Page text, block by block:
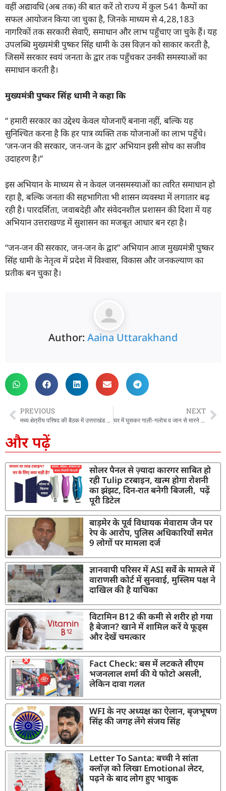
वहीं अद्यावधि (अब तक) की बात करें तो राज्य में कुल 541 कैम्पों का
सफल आयोजन किया जा चुका है, जिनके माध्यम से 4,28,183
नागरिकों तक सरकारी सेवाएँ, समाधान और लाभ पहुँचाए जा चुके हैं। यह
उपलब्धि मुख्यमंत्री पुष्कर सिंह धामी के उस विज़न को साकार करती है,
जिसमें सरकार स्वयं जनता के द्वार तक पहुँचकर उनकी समस्याओं का
समाधान करती है।
मुख्यमंत्री पुष्कर सिंह धामी ने कहा कि
“ हमारी सरकार का उद्देश्य केवल योजनाएँ बनाना नहीं, बल्कि यह
सुनिश्चित करना है कि हर पात्र व्यक्ति तक योजनाओं का लाभ पहुँचे।
‘जन-जन की सरकार, जन-जन के द्वार’ अभियान इसी सोच का सजीव
उदाहरण है।”
इस अभियान के माध्यम से न केवल जनसमस्याओं का त्वरित समाधान हो
रहा है, बल्कि जनता की सहभागिता भी शासन व्यवस्था में लगातार बढ़
रही है। पारदर्शिता, जवाबदेही और संवेदनशील प्रशासन की दिशा में यह
अभियान उत्तराखण्ड में सुशासन का मजबूत आधार बन रहा है।
“जन-जन की सरकार, जन-जन के द्वार” अभियान आज मुख्यमंत्री पुष्कर
सिंह धामी के नेतृत्व में प्रदेश में विश्वास, विकास और जनकल्याण का
प्रतीक बन चुका है।
Author: Aaina Uttarakhand
PREVIOUS
मध्य क्षेत्रीय परिषद की बैठक में उत्तराखंड ने रखे यूपी-एमपी से ज्यादा प्रस्ताव, हर जिले में मेडिकल कॉलेज और ऋषिकेश तक रैपिड रेल की मांग की
NEXT
घर में घुसकर गाली-गलोच व जान से मारने की धमकी देने वाले दंपत्ति पर संगीन धाराओं में अभियोग पंजीकृत, CCTV में हुआ था घटना-क्रम
और पढ़ें
सोलर पैनल से ज़्यादा कारगर साबित हो
रही Tulip टरबाइन, खत्म होगा रोशनी
का झंझट, दिन-रात बनेगी बिजली, पढ़ें
पूरी डिटेल
बाड़मेर के पूर्व विधायक मेवाराम जैन पर
रेप के आरोप, पुलिस अधिकारियों समेत
9 लोगों पर मामला दर्ज
ज्ञानवापी परिसर में ASI सर्वे के मामले में
वाराणसी कोर्ट में सुनवाई, मुस्लिम पक्ष ने
दाखिल की है याचिका
विटामिन B12 की कमी से शरीर हो गया
है बेजान? खाने में शामिल करें ये फूड्स
और देखें चमत्कार
Fact Check: बस में लटकते सीएम
भजनलाल शर्मा की ये फोटो असली,
लेकिन दावा गलत
WFI के नए अध्यक्ष का ऐलान, बृजभूषण
सिंह की जगह लेंगे संजय सिंह
Letter To Santa: बच्ची ने सांता
क्लॉज़ को लिखा Emotional लेटर,
पढ़ने के बाद लोग हुए भावुक